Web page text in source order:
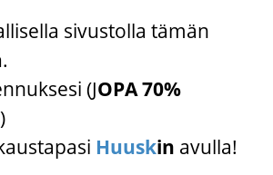
sivustolla tämän
.
(JOPA 70%
)
Huuskin avulla!